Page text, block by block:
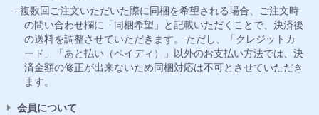
複数回ご注文いただいた際に同梱を希望される場合、ご注文時
の問い合わせ欄に「同梱希望」と記載いただくことで、決済後
の送料を調整させていただきます。 ただし、「クレジットカ
ード」「あと払い（ペイディ）」以外のお支払い方法では、決
済金額の修正が出来ないため同梱対応は不可とさせていただき
ます。
会員について